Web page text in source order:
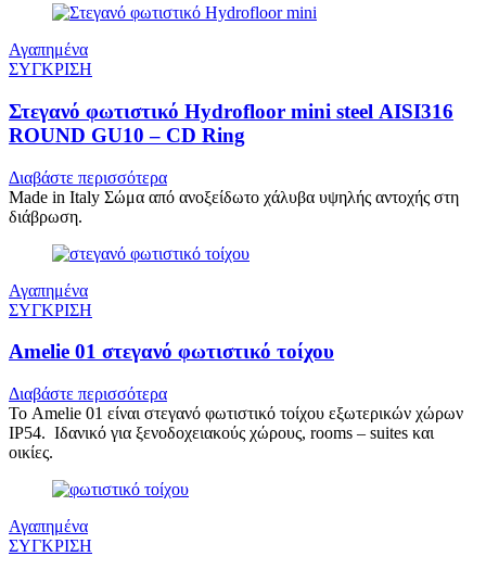
Αγαπημένα
ΣΥΓΚΡΙΣΗ
Στεγανό φωτιστικό Hydrofloor mini steel AISI316
ROUND GU10 – CD Ring
Διαβάστε περισσότερα
Made in Italy Σώμα από ανοξείδωτο χάλυβα υψηλής αντοχής στη
διάβρωση.
Αγαπημένα
ΣΥΓΚΡΙΣΗ
Amelie 01 στεγανό φωτιστικό τοίχου
Διαβάστε περισσότερα
Το Amelie 01 είναι στεγανό φωτιστικό τοίχου εξωτερικών χώρων
IP54. Ιδανικό για ξενοδοχειακούς χώρους, rooms – suites και
οικίες.
Αγαπημένα
ΣΥΓΚΡΙΣΗ